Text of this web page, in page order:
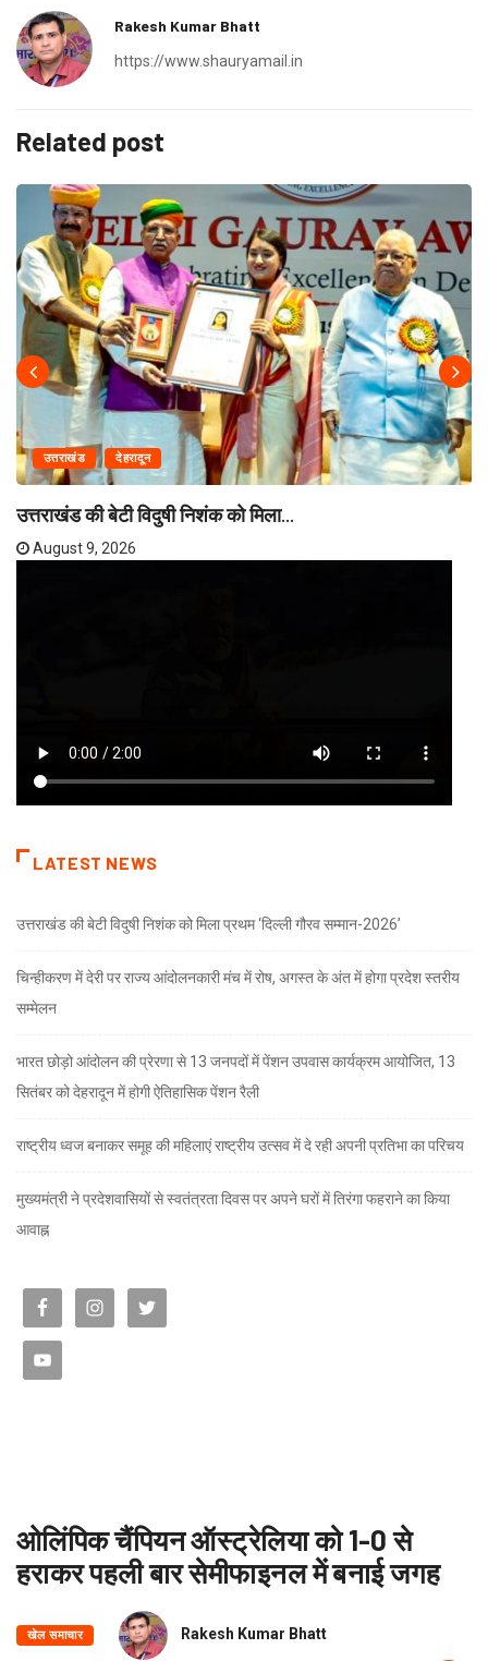
Rakesh Kumar Bhatt
https://www.shauryamail.in
Related post
उत्तराखंड देहरादून
उत्तराखंड की बेटी विदुषी निशंक को मिला...
August 9, 2026
LATEST NEWS
उत्तराखंड की बेटी विदुषी निशंक को मिला प्रथम ‘दिल्ली गौरव सम्मान-2026’
चिन्हीकरण में देरी पर राज्य आंदोलनकारी मंच में रोष, अगस्त के अंत में होगा प्रदेश स्तरीय
सम्मेलन
भारत छोड़ो आंदोलन की प्रेरणा से 13 जनपदों में पेंशन उपवास कार्यक्रम आयोजित, 13
सितंबर को देहरादून में होगी ऐतिहासिक पेंशन रैली
राष्ट्रीय ध्वज बनाकर समूह की महिलाएं राष्ट्रीय उत्सव में दे रही अपनी प्रतिभा का परिचय
मुख्यमंत्री ने प्रदेशवासियों से स्वतंत्रता दिवस पर अपने घरों में तिरंगा फहराने का किया
आवाह्न
ओलिंपिक चैंपियन ऑस्ट्रेलिया को 1-0 से
हराकर पहली बार सेमीफाइनल में बनाई जगह
खेल समाचार Rakesh Kumar Bhatt